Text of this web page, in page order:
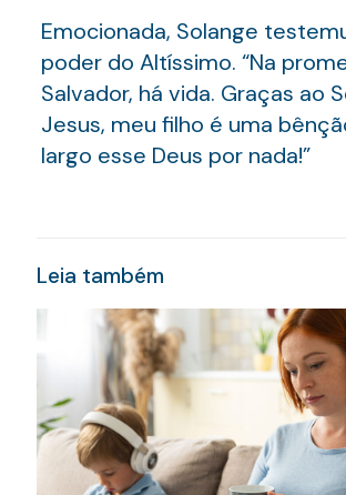
Emocionada, Solange
poder do Altíssimo. “Na
Salvador, há vida. Graças ao
Jesus, meu filho é uma
largo esse Deus por nada!”
Leia também